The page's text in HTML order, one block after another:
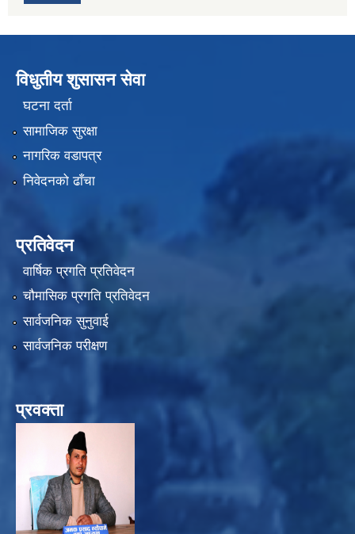
विधुतीय शुसासन सेवा
घटना दर्ता
सामाजिक सुरक्षा
नागरिक वडापत्र
निवेदनको ढाँचा
प्रतिवेदन
वार्षिक प्रगति प्रतिवेदन
चौमासिक प्रगति प्रतिवेदन
सार्वजनिक सुनुवाई
सार्वजनिक परीक्षण
प्रवक्ता